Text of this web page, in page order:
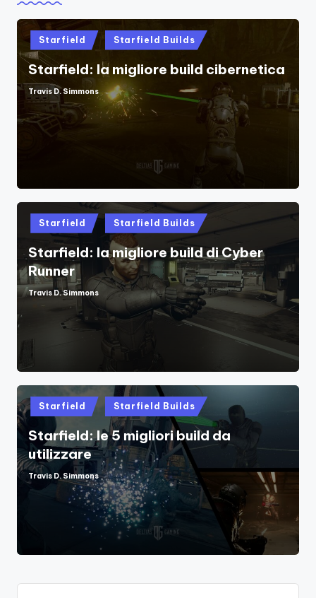
Posted
in
Starfield Starfield Builds
Starfield: la migliore build cibernetica
Posted
Travis D. Simmons
Posted
in
Starfield Starfield Builds
Starfield: la migliore build di Cyber ​​
Runner
Posted
Travis D. Simmons
Posted
in
Starfield Starfield Builds
Starfield: le 5 migliori build da
utilizzare
Posted
by
Travis D. Simmons